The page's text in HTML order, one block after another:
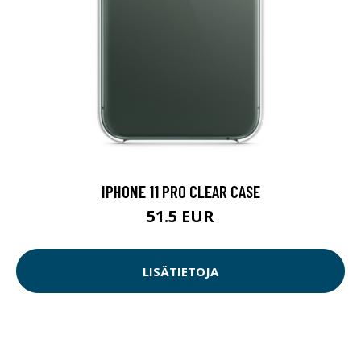
IPHONE 11 PRO CLEAR CASE
51.5 EUR
LISÄTIETOJA